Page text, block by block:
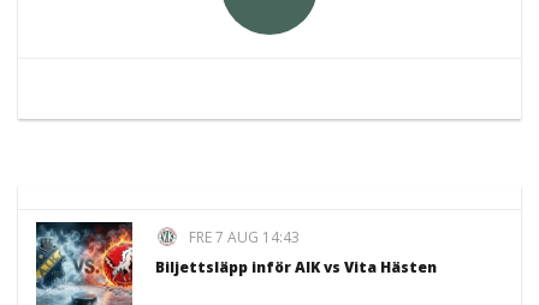
FRE 7 AUG 14:43
Biljettsläpp inför AIK vs Vita Hästen